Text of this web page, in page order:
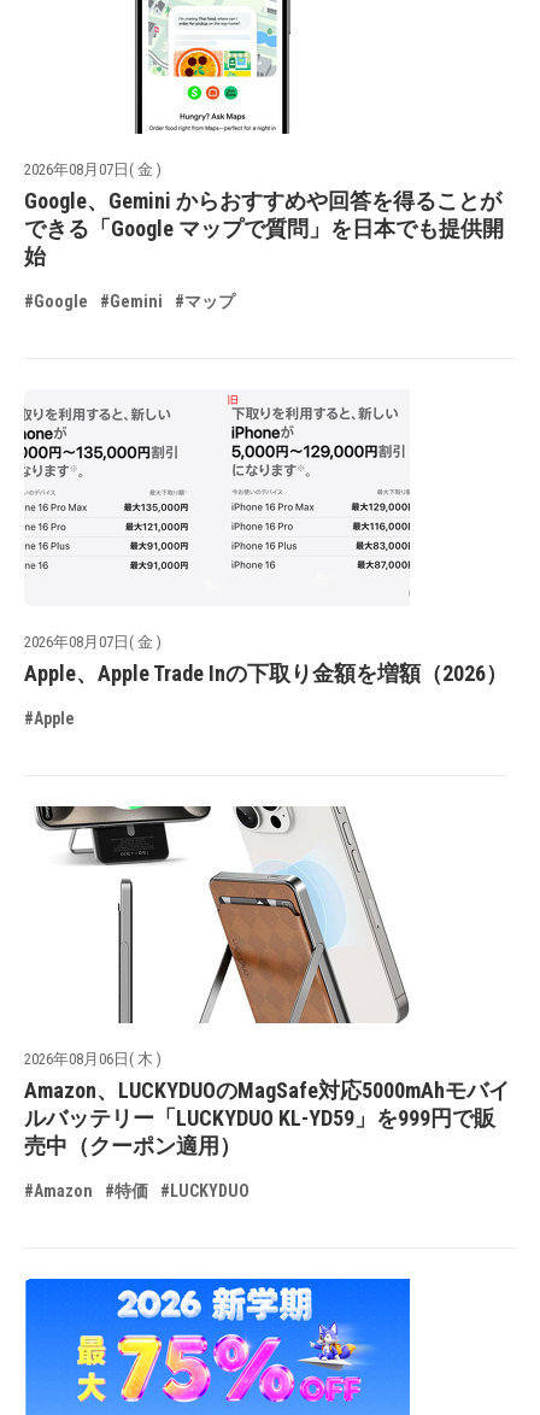
2026年08月07日( 金 )
Google、Gemini からおすすめや回答を得ることが
できる「Google マップで質問」を日本でも提供開
始
#Google #Gemini #マップ
2026年08月07日( 金 )
Apple、Apple Trade Inの下取り金額を増額（2026）
#Apple
2026年08月06日( 木 )
Amazon、LUCKYDUOのMagSafe対応5000mAhモバイ
ルバッテリー「LUCKYDUO KL-YD59」を999円で販
売中（クーポン適用）
#Amazon #特価 #LUCKYDUO